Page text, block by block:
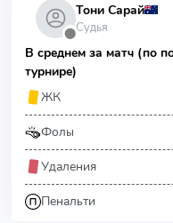
⬤
Тони Сарай
Судья
В среднем за матч (по
турнире)
ЖК
Фолы
Удаления
Пенальти